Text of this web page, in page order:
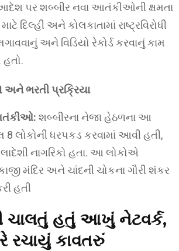
પર શબ્બીર નવા આતંકીઓની ક્ષમતા
દિલ્હી અને કોલકાતામાં રાષ્ટ્રવિરોધી
અને વિડિયો રેકોર્ડ કરવાનું કામ
અને ભરતી પ્રક્રિયા
શબ્બીરના નેજા હેઠળના આ
લોકોની ધરપકડ કરવામાં આવી હતી,
નાગરિકો હતા. આ લોકોએ
મંદિર અને ચાંદની ચોકના ગૌરી શંકર
હતી
ચાલતું હતું આખું નેટવર્ક,
રચાયું કાવતરું